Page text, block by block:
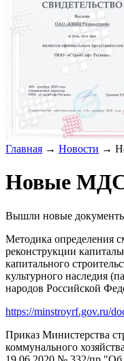
Главная → Новости →
Новые
Вышли новые
Методика определения
реконструкции
капитального
культурного наследия
народов Российской
https://minstroyrf.gov.ru/
Приказ Министерства
коммунального